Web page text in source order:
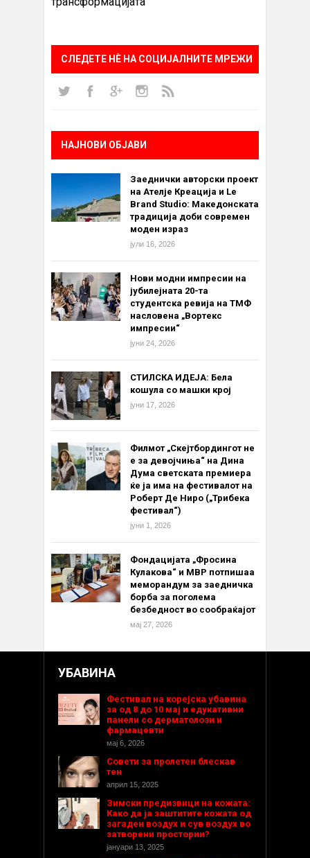
СЛЕДЕТЕ НÈ НА СОЦИЈАЛНИТЕ МРЕЖИ
НАЈНОВИ ОБЈАВИ
Заеднички авторски проект
на Ателје Креација и Le
Brand Studio: Македонската
традиција доби современ
моден израз
јули 16, 2026
Нови модни импресии на
јубилејната 20-та
студентска ревија на ТМФ
насловена „Вортекс
импресии“
јуни 24, 2026
СТИЛСКА ИДЕЈА: Бела
кошула со машки крој
јуни 17, 2026
Филмот „Скејтбордингот не
е за девојчиња“ на Дина
Дума светската премиера
ќе ја има на фестивалот на
Роберт Де Ниро („Трибека
фестивал“)
јуни 1, 2026
Фондацијата „Фросина
Кулакова“ и МВР потпишаа
меморандум за заедничка
борба за поголема
безбедност во сообраќајот
мај 27, 2026
УБАВИНА
Фестивал на корејска убавина
за од 8 до 10 мај и едукативни
панели со дерматолози и
фармацевти
мај 6, 2026
Совети за пролетен блескав
тен
април 15, 2025
Зимски предизвици на кожата:
Како да ја заштитите кожата од
загаден воздух и сув воздух во
затворени простории?
јануари 13, 2025